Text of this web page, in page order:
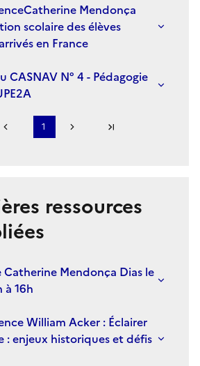
Mendonça
scolaire des élèves
en France
CASNAV N° 4 - Pédagogie
page
Page précédente
1
Page suivanteDernière page
ressources
Mendonça Dias le
à 16h
William Acker : Éclairer